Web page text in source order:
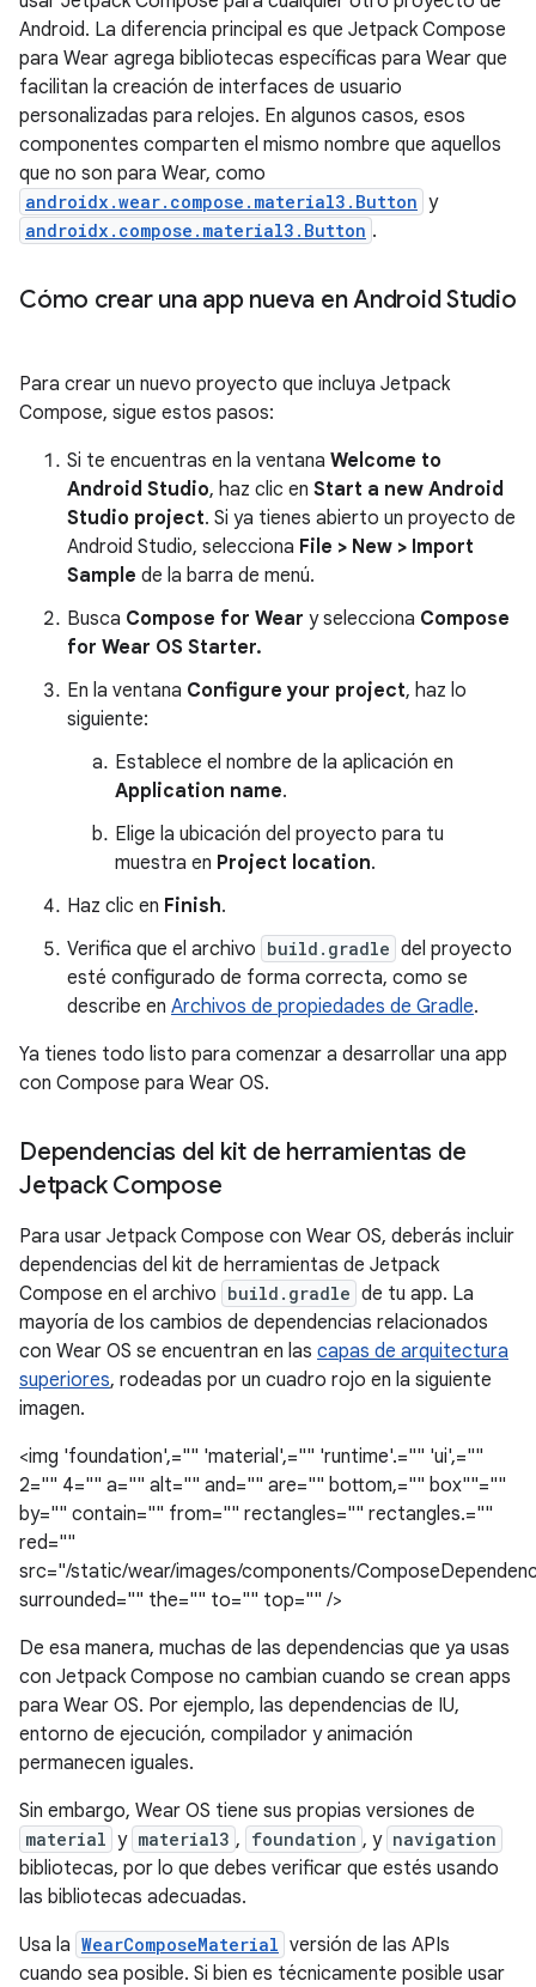
Android. La diferencia principal es que Jetpack Compose
para Wear agrega bibliotecas específicas para Wear que
facilitan la creación de interfaces de usuario
personalizadas para relojes. En algunos casos, esos
componentes comparten el mismo nombre que aquellos
que no son para Wear, como
androidx.wear.compose.material3.Button y
androidx.compose.material3.Button .
Cómo crear una app nueva en Android Studio
Para crear un nuevo proyecto que incluya Jetpack
Compose, sigue estos pasos:
Si te encuentras en la ventana Welcome to
Android Studio, haz clic en Start a new Android
Studio project. Si ya tienes abierto un proyecto de
Android Studio, selecciona File > New > Import
Sample de la barra de menú.
Busca Compose for Wear y selecciona Compose
for Wear OS Starter.
En la ventana Configure your project, haz lo
siguiente:
Establece el nombre de la aplicación en
Application name.
Elige la ubicación del proyecto para tu
muestra en Project location.
Haz clic en Finish.
Verifica que el archivo build.gradle del proyecto
esté configurado de forma correcta, como se
describe en Archivos de propiedades de Gradle.
Ya tienes todo listo para comenzar a desarrollar una app
con Compose para Wear OS.
Dependencias del kit de herramientas de
Jetpack Compose
Para usar Jetpack Compose con Wear OS, deberás incluir
dependencias del kit de herramientas de Jetpack
Compose en el archivo build.gradle de tu app. La
mayoría de los cambios de dependencias relacionados
con Wear OS se encuentran en las capas de arquitectura
superiores, rodeadas por un cuadro rojo en la siguiente
imagen.
<img 'foundation',="" 'material',="" 'runtime'.="" 'ui',=""
2="" 4="" a="" alt="" and="" are="" bottom,="" box""=""
by="" contain="" from="" rectangles="" rectangles.=""
red=""
src="/static/wear/images/components/
surrounded="" the="" to="" top="" />
De esa manera, muchas de las dependencias que ya usas
con Jetpack Compose no cambian cuando se crean apps
para Wear OS. Por ejemplo, las dependencias de IU,
entorno de ejecución, compilador y animación
permanecen iguales.
Sin embargo, Wear OS tiene sus propias versiones de
material y material3 , foundation , y navigation
bibliotecas, por lo que debes verificar que estés usando
las bibliotecas adecuadas.
Usa la WearComposeMaterial versión de las APIs
cuando sea posible. Si bien es técnicamente posible usar